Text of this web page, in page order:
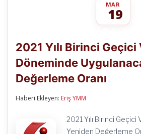
MAR
19
Birinci
Geçici
Vergi
Döneminde
Uygulanacak
2021 Yılı Birinci Geçici
Döneminde
Değerleme Oranı
Haberi Ekleyen: Eriş YMM
2021 Yılı Birinci
Yeniden Değerleme